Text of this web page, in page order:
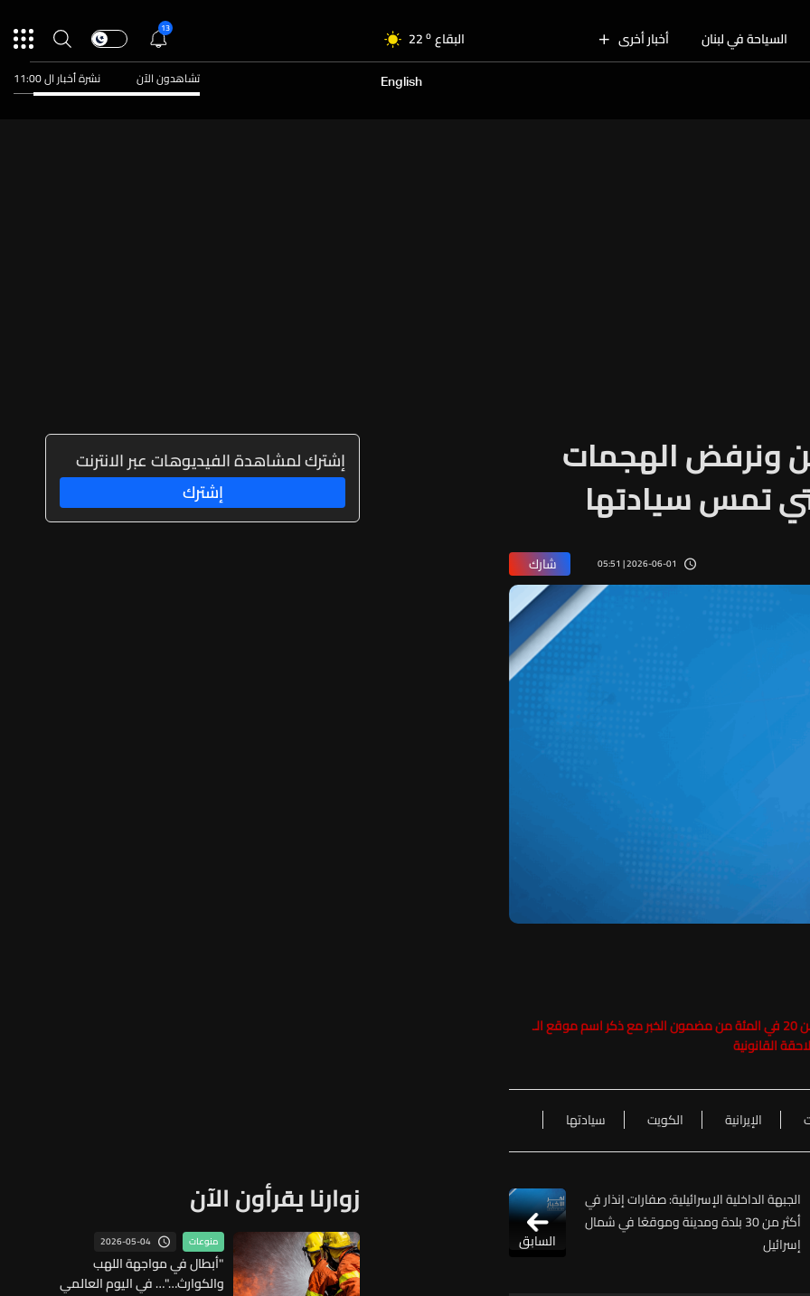
السياحة في لبنان أخبار أخرى البقاع 22 o
الجنوب 26o
27
13
English تشاهدون الآن نشرة أخبار ال 11:00
ونرفض الهجمات
تمس سيادتها
2026-06-01 | 05:51 شارك
حفاظاً على حقوق الملكية الفكرية يرجى عدم نسخ ما يزيد عن 20 في المئة من مضمون الخبر مع ذكر اسم موقع الـ
الإيرانية الكويت سيادتها
الجبهة الداخلية الإسرائيلية: صفارات إنذار في
أكثر من 30 بلدة ومدينة وموقعًا في شمال
إسرائيل
السابق
إشترك لمشاهدة الفيديوهات عبر الانترنت
إشترك
زوارنا يقرأون الآن
منوعات 2026-05-04
"أبطال في مواجهة اللهب
والكوارث…"… في اليوم العالمي